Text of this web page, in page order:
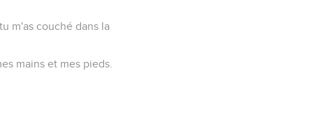
m'as couché dans la
mains et mes pieds.